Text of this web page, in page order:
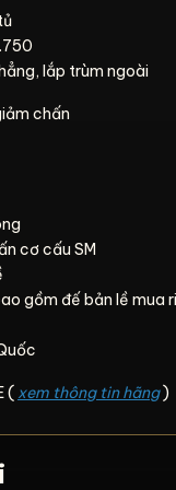
lắp trùm ngoài
chấn
cơ cấu SM
gồm đế bản lề mua
( xem thông tin hãng)